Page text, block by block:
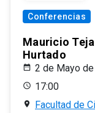
Conferencias
Mauricio
Hurtado
2 de Mayo
17:00
Facultad de